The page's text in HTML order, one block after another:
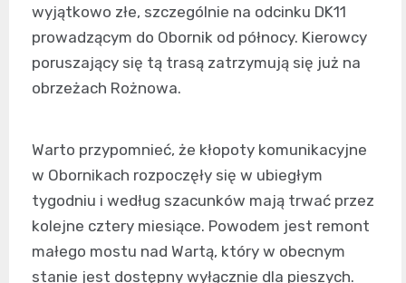
wyjątkowo złe, szczególnie na odcinku DK11
prowadzącym do Obornik od północy. Kierowcy
poruszający się tą trasą zatrzymują się już na
obrzeżach Rożnowa.
Warto przypomnieć, że kłopoty komunikacyjne
w Obornikach rozpoczęły się w ubiegłym
tygodniu i według szacunków mają trwać przez
kolejne cztery miesiące. Powodem jest remont
małego mostu nad Wartą, który w obecnym
stanie jest dostępny wyłącznie dla pieszych.